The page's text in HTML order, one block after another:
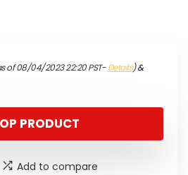
of 08/04/2023 22:20 PST-Details)&
PRODUCT
Add to compare